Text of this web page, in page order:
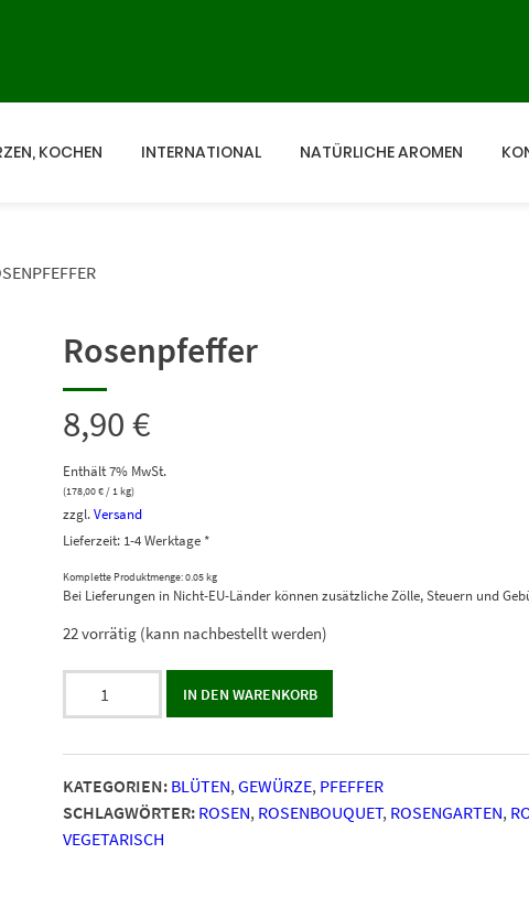
KOCHEN INTERNATIONAL NATÜRLICHE AROMEN
Rosenpfeffer
8,90€
Enthält 7% MwSt.
(178,00€ / 1 kg)
zzgl.Versand
Lieferzeit: 1-4 Werktage *
Komplette Produktmenge: 0.05 kg
Bei Lieferungen in Nicht-EU-Länder können zusätzliche Zölle, Steuern und
22 vorrätig (kann nachbestellt werden)
IN DEN WARENKORB
KATEGORIEN: BLÜTEN,GEWÜRZE, PFEFFER
SCHLAGWÖRTER: ROSEN, ROSENBOUQUET, ROSENGARTEN,
VEGETARISCH